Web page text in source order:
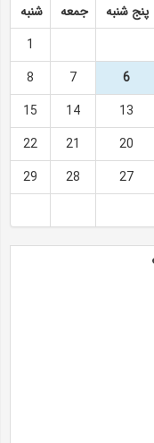
پنج شنبه جمعه
شنبه
1
6
7
8
13
14
15
20
21
22
27
28
29